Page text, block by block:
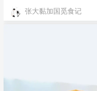
张大黏加国觅食记